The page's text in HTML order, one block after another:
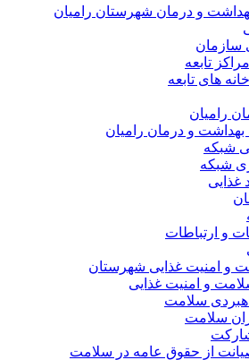
و درمان شهرستان رامیان
تابعه
های تابعه
رامیان
و درمان رامیان
شبکه
و ارتباطات
و امنیت غذایی شهرستان
و امنیت غذایی
سلامت
سلامت
از حقوق عامه در سلامت